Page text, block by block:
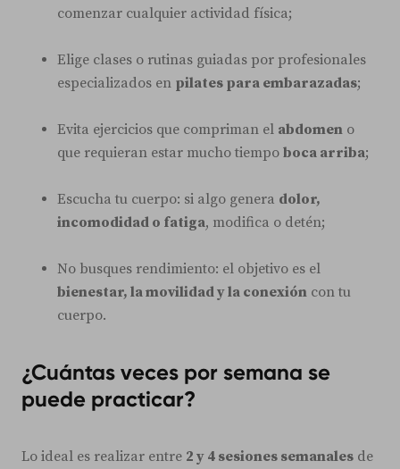
comenzar cualquier actividad física;
Elige clases o rutinas guiadas por profesionales
especializados en pilates para embarazadas;
Evita ejercicios que compriman el abdomen o
que requieran estar mucho tiempo boca arriba;
Escucha tu cuerpo: si algo genera dolor,
incomodidad o fatiga, modifica o detén;
No busques rendimiento: el objetivo es el
bienestar, la movilidad y la conexión con tu
cuerpo.
¿Cuántas veces por semana se
puede practicar?
Lo ideal es realizar entre 2 y 4 sesiones semanales de